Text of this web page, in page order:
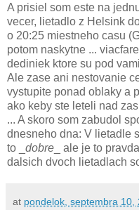
A prisiel som este na
vecer, lietadlo z Helsink
o 20:25 miestneho casu
potom naskytne ...
dediniek ktore su pod
Ale zase ani nestovanie
vystupite ponad oblaky a
ako keby ste leteli nad
... A skoro som zabudol
dnesneho dna: V lietadle
to _ dobre _ ale je to
dalsich dvoch lietadlach
at pondelok, septembra 10,